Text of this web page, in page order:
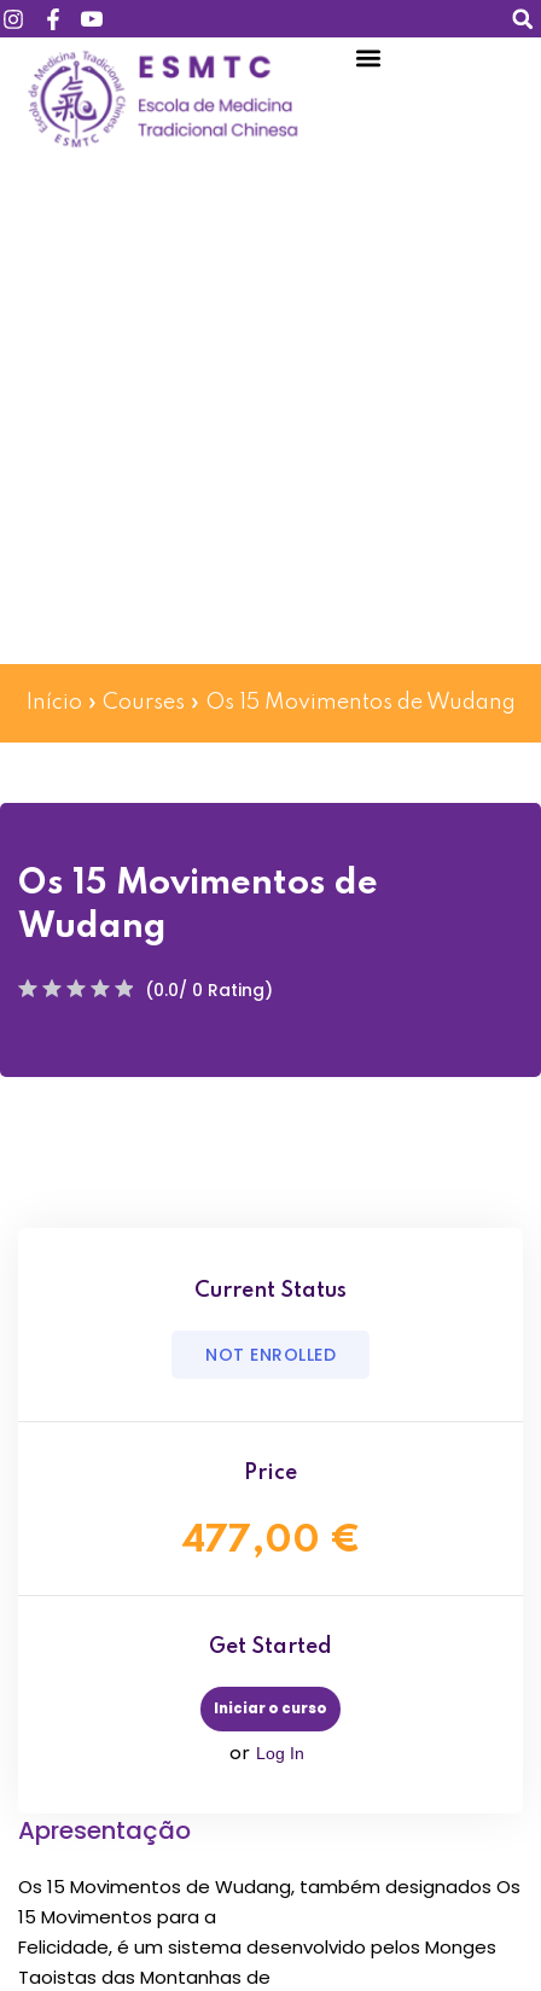
Início » Courses » Os 15 Movimentos de Wudang
Os 15 Movimentos de
Wudang
(0.0/ 0 Rating)
Current Status
NOT ENROLLED
Price
477,00 €
Get Started
Iniciar o curso
or Log In
Apresentação
Os 15 Movimentos de Wudang, também designados Os
15 Movimentos para a
Felicidade, é um sistema desenvolvido pelos Monges
Taoistas das Montanhas de
Login Assinar
Login